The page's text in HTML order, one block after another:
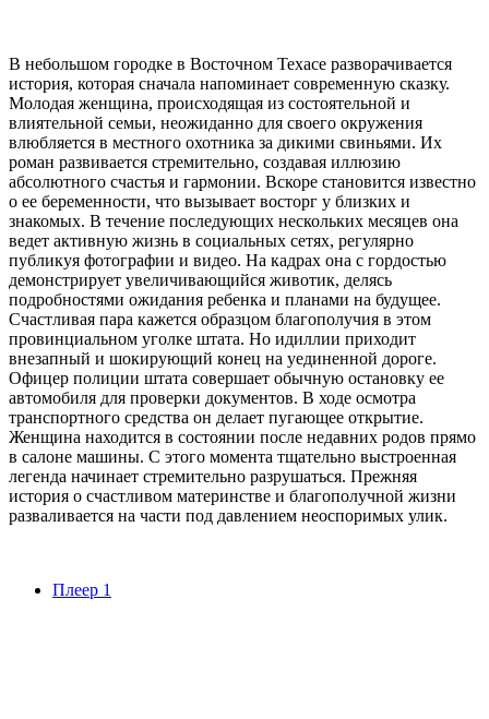
В небольшом городке в Восточном Техасе разворачивается
история, которая сначала напоминает современную сказку.
Молодая женщина, происходящая из состоятельной и
влиятельной семьи, неожиданно для своего окружения
влюбляется в местного охотника за дикими свиньями. Их
роман развивается стремительно, создавая иллюзию
абсолютного счастья и гармонии. Вскоре становится известно
о ее беременности, что вызывает восторг у близких и
знакомых. В течение последующих нескольких месяцев она
ведет активную жизнь в социальных сетях, регулярно
публикуя фотографии и видео. На кадрах она с гордостью
демонстрирует увеличивающийся животик, делясь
подробностями ожидания ребенка и планами на будущее.
Счастливая пара кажется образцом благополучия в этом
провинциальном уголке штата. Но идиллии приходит
внезапный и шокирующий конец на уединенной дороге.
Офицер полиции штата совершает обычную остановку ее
автомобиля для проверки документов. В ходе осмотра
транспортного средства он делает пугающее открытие.
Женщина находится в состоянии после недавних родов прямо
в салоне машины. С этого момента тщательно выстроенная
легенда начинает стремительно разрушаться. Прежняя
история о счастливом материнстве и благополучной жизни
разваливается на части под давлением неоспоримых улик.
Плеер 1